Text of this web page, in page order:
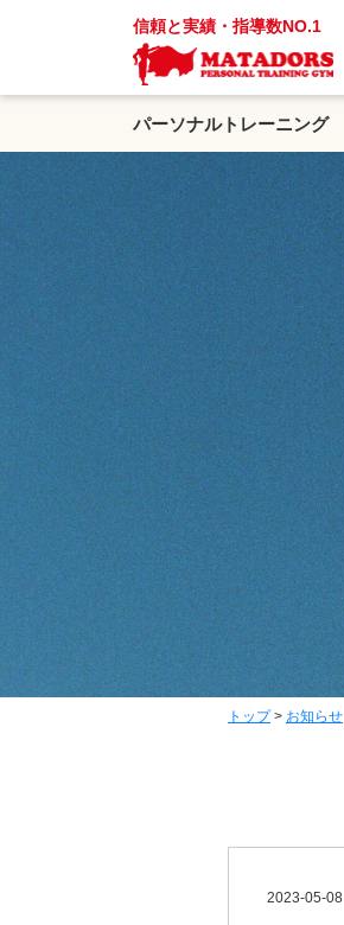
信頼と実績・指導数NO.1
パーソナルトレーニング
トップ> お知らせ
2023-05-08